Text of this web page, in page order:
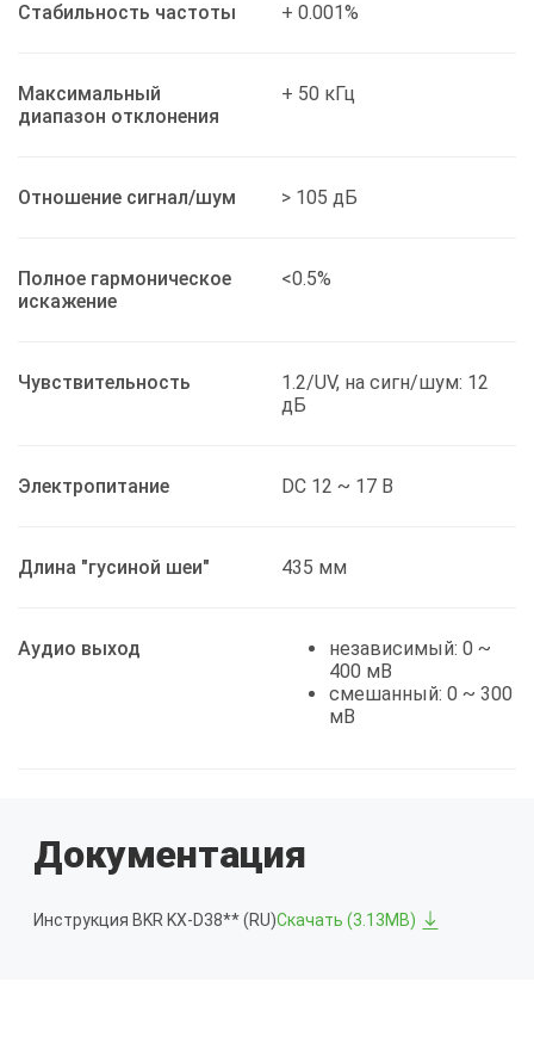
Стабильность частоты + 0.001%
Максимальный
диапазон отклонения
+ 50 кГц
Отношение сигнал/шум > 105 дБ
Полное гармоническое
искажение
<0.5%
Чувствительность
1.2/UV, на сигн/шум: 12
дБ
Электропитание DC 12 ~ 17 В
Длина "гусиной шеи" 435 мм
Аудио выход
независимый: 0 ~
400 мВ
смешанный: 0 ~ 300
мВ
Документация
Инструкция BKR KX-D38** (RU)Скачать (3.13MB)